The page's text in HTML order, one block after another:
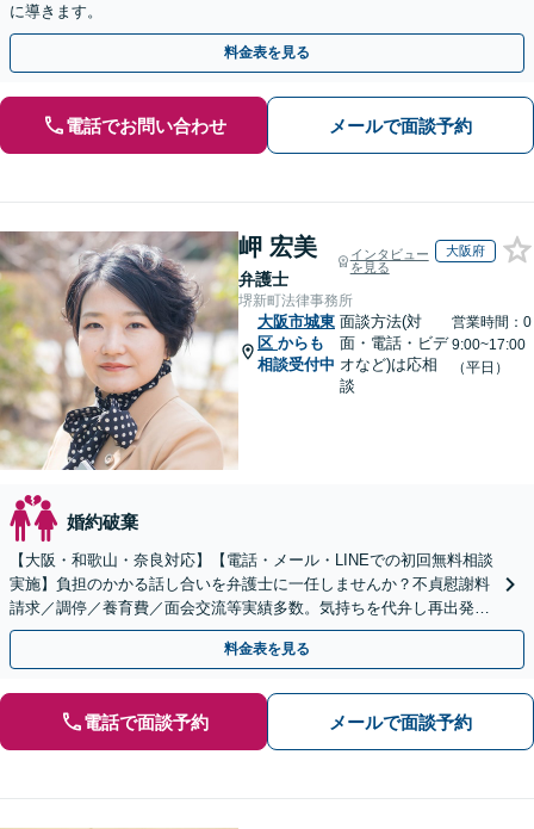
に導きます。
料金表を見る
電話でお問い合わせ メールで面談予約
岬 宏美
弁護士
インタビュー
を見る
大阪府
堺新町法律事務所
大阪市城東
区 からも
相談受付中
面談方法(対
面・電話・ビデ
オなど)は応相
談
営業時間：0
9:00~17:00
（平日）
婚約破棄
【大阪・和歌山・奈良対応】【電話・メール・LINEでの初回無料相談
実施】負担のかかる話し合いを弁護士に一任しませんか？不貞慰謝料
請求／調停／養育費／面会交流等実績多数。気持ちを代弁し再出発を
サポート【完全個室】
料金表を見る
電話で面談予約 メールで面談予約